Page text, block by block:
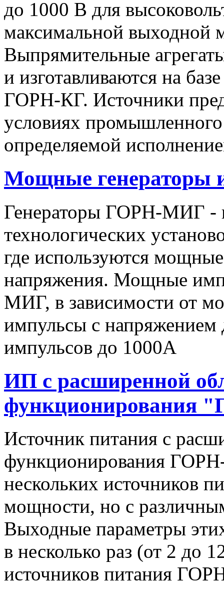
до 1000 В для
максимальной
Выпрямительные
и изготавливаются на
ГОРН-КГ. Источники
условиях промышленного
определяемой
Мощные
Генераторы ГОРН-МИГ -
технологических
где используются
напряжения. Мощные
МИГ, в зависимости от
импульсы c
импульсов до 1000А
ИП с расширенной
функционирования
Источник питания с
функционирования
нескольких источников
мощности, но с
Выходные параметры
в несколько раз (от 2 до
источников питания